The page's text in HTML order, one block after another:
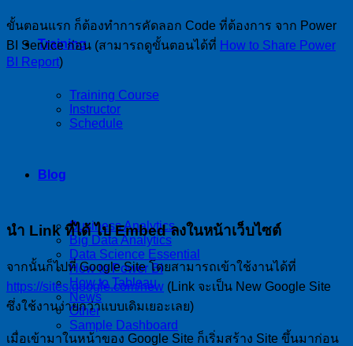
Training
Training Course
Instructor
Schedule
Blog
Business Analytics
Big Data Analytics
Data Science Essential
How to Power BI
How to Tableau
News
Other
Sample Dashboard
ขั้นตอนแรก ก็ต้องทำการคัดลอก Code ที่ต้องการ จาก Power
BI Service ก่อน (สามารถดูขั้นตอนได้ที่ How to Share Power
BI Report)
นำ Link ที่ได้ ไป Embed ลงในหน้าเว็บไซต์
จากนั้นก็ไปที่ Google Site โดยสามารถเข้าใช้งานได้ที่
https://sites.google.com/new (Link จะเป็น New Google Site
ซึ่งใช้งานง่ายกว่าแบบเดิมเยอะเลย)
เมื่อเข้ามาในหน้าของ Google Site ก็เริ่มสร้าง Site ขึ้นมาก่อน